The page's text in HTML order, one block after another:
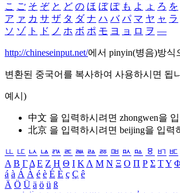
こ ご そ ぞ と ど の ほ ぼ ぽ も よ ょ ろ を
ア ァ カ サ ザ タ ダ ナ ハ バ パ マ ヤ ャ ラ
ソ ゾ ト ド ノ ホ ボ ポ モ ヨ ョ ロ ヲ ―
http://chineseinput.net/에서 pinyin(병음)방식
변환된 중국어를 복사하여 사용하시면 됩
예시)
中文 을 입력하시려면 zhongwen을
北京 을 입력하시려면 beijing을 입력
ㅥ ㅦ ㅧ ㅨ ㅩ ㅪ ㅫ ㅬ ㅭ ㅮ ㅯ ㅰ ㅱ ㅲ ㅳ
Α Β ΓΔ Ε Ζ Η Θ Ι ΚΛ Μ Ν Ξ Ο Π Ρ Σ ΤΥ
á à Á À é è É È ç Ç ê
Ä Ö Ü ä ö ü ß